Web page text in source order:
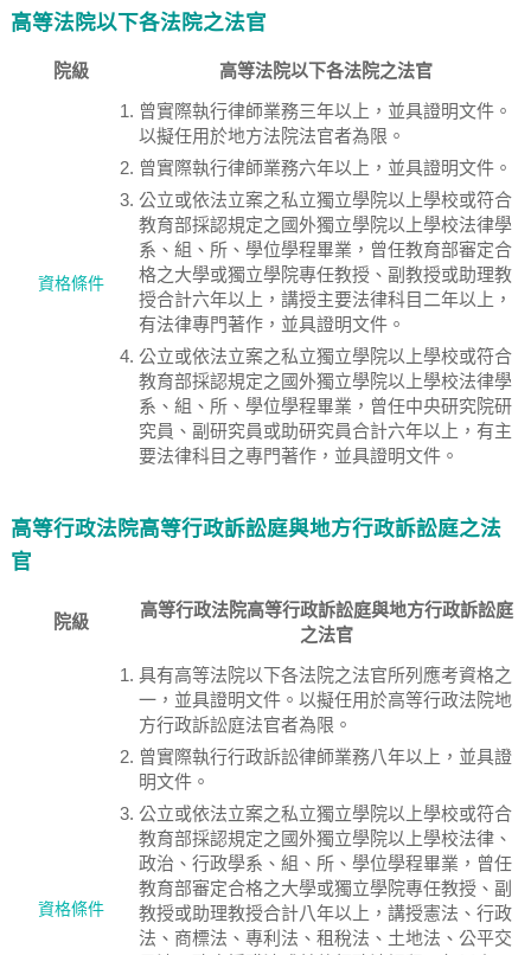
高等法院以下各法院之法官
院級 高等法院以下各法院之法官
資格條件
曾實際執行律師業務三年以上，並具證明文件。
以擬任用於地方法院法官者為限。
曾實際執行律師業務六年以上，並具證明文件。
公立或依法立案之私立獨立學院以上學校或符合
教育部採認規定之國外獨立學院以上學校法律學
系、組、所、學位學程畢業，曾任教育部審定合
格之大學或獨立學院專任教授、副教授或助理教
授合計六年以上，講授主要法律科目二年以上，
有法律專門著作，並具證明文件。
公立或依法立案之私立獨立學院以上學校或符合
教育部採認規定之國外獨立學院以上學校法律學
系、組、所、學位學程畢業，曾任中央研究院研
究員、副研究員或助研究員合計六年以上，有主
要法律科目之專門著作，並具證明文件。
高等行政法院高等行政訴訟庭與地方行政訴訟庭之法
官
院級
高等行政法院高等行政訴訟庭與地方行政訴訟庭
之法官
資格條件
具有高等法院以下各法院之法官所列應考資格之
一，並具證明文件。以擬任用於高等行政法院地
方行政訴訟庭法官者為限。
曾實際執行行政訴訟律師業務八年以上，並具證
明文件。
公立或依法立案之私立獨立學院以上學校或符合
教育部採認規定之國外獨立學院以上學校法律、
政治、行政學系、組、所、學位學程畢業，曾任
教育部審定合格之大學或獨立學院專任教授、副
教授或助理教授合計八年以上，講授憲法、行政
法、商標法、專利法、租稅法、土地法、公平交